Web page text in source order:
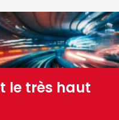
le très haut